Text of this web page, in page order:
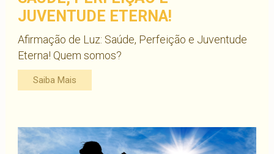
JUVENTUDE ETERNA!
Afirmação de Luz: Saúde, Perfeição e Juventude
Eterna! Quem somos?
Saiba Mais